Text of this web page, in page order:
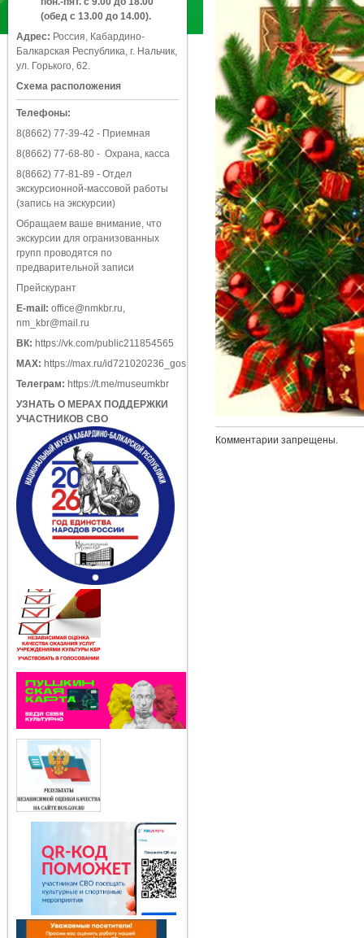
Комментарии запрещены.
(обед с 13.00 до 14.00).
Адрес: Россия, Кабардино-
Балкарская Республика, г. Нальчик,
ул. Горького, 62.
Схема расположения
Телефоны:
8(8662) 77-39-42 - Приемная
8(8662) 77-68-80 - Охрана, касса
8(8662) 77-81-89 - Отдел
экскурсионной-массовой работы
(запись на экскурсии)
Обращаем ваше внимание, что
экскурсии для огранизованных
групп проводятся по
предварительной записи
Прейскурант
E-mail: office@nmkbr.ru,
nm_kbr@mail.ru
ВК: https://vk.com/public211854565
МАХ: https://max.ru/id721020236_gos
Телеграм: https://t.me/museumkbr
УЗНАТЬ О МЕРАХ ПОДДЕРЖКИ
УЧАСТНИКОВ СВО